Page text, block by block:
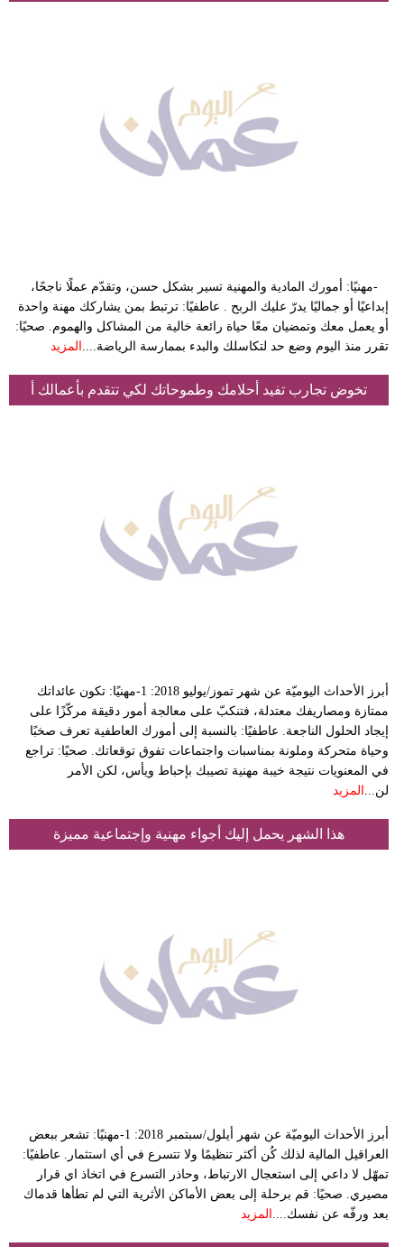
-مهنيًا: أمورك المادية والمهنية تسير بشكل حسن، وتقدّم عملًا ناجحًا،
إبداعيًا أو جماليًا يدرّ عليك الربح . عاطفيًا: ترتبط بمن يشاركك مهنة واحدة
أو يعمل معك وتمضيان معًا حياة رائعة خالية من المشاكل والهموم. صحيًا:
تقرر منذ اليوم وضع حد لتكاسلك والبدء بممارسة الرياضة.... المزيد
تخوض تجارب تفيد أحلامك وطموحاتك لكي تتقدم بأعمالك أ
أبرز الأحداث اليوميّة عن شهر تموز/يوليو 2018: 1-مهنيًا: تكون عائداتك
ممتازة ومصاريفك معتدلة، فتنكبّ على معالجة أمور دقيقة مركّزًا على
إيجاد الحلول الناجعة. عاطفيًا: بالنسبة إلى أمورك العاطفية تعرف صخبًا
وحياة متحركة وملونة بمناسبات واجتماعات تفوق توقعاتك. صحيًا: تراجع
في المعنويات نتيجة خيبة مهنية تصيبك بإحباط ويأس، لكن الأمر
لن... المزيد
هذا الشهر يحمل إليك أجواء مهنية وإجتماعية مميزة
أبرز الأحداث اليوميّة عن شهر أيلول/سبتمبر 2018: 1-مهنيًا: تشعر ببعض
العراقيل المالية لذلك كُن أكثر تنظيمًا ولا تتسرع في أي استثمار. عاطفيًا:
تمهّل لا داعي إلى استعجال الارتباط، وحاذر التسرع في اتخاذ اي قرار
مصيري. صحيًا: قم برحلة إلى بعض الأماكن الأثرية التي لم تطأها قدماك
بعد ورفّه عن نفسك....
المزيد